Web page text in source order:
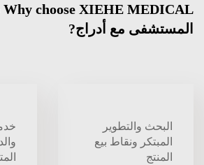
المستشفى مع أدراج?
البحث والتطوير
المبتكر ونقاط بيع
المنتج